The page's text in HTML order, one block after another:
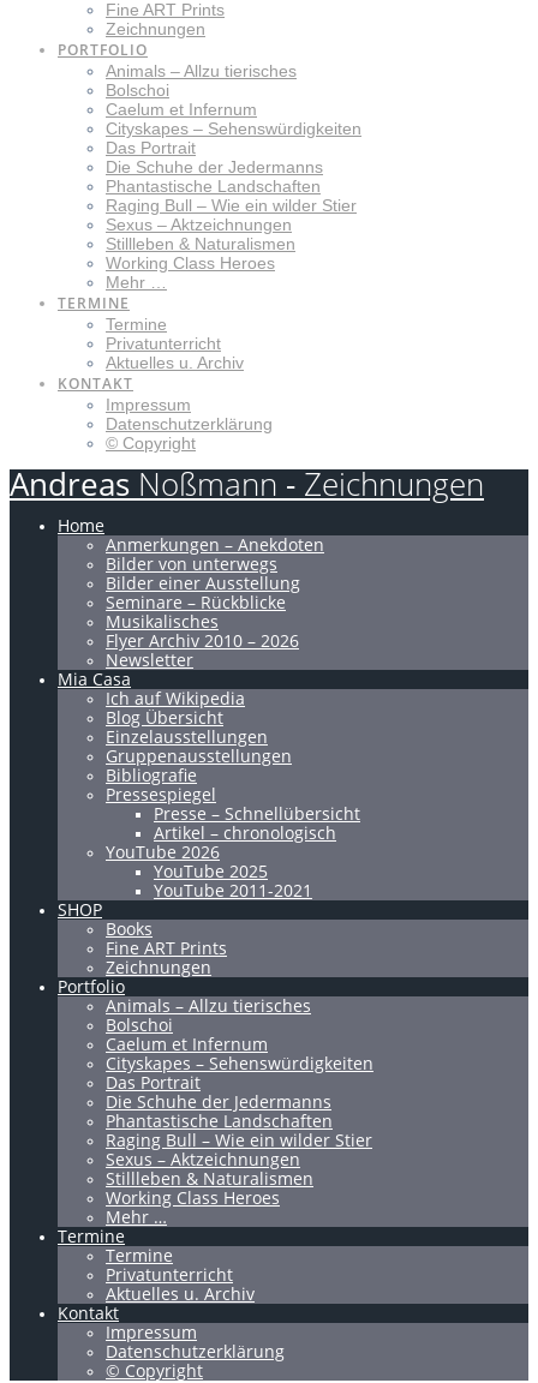
Fine ART Prints
Zeichnungen
PORTFOLIO
Animals – Allzu tierisches
Bolschoi
Caelum et Infernum
Cityskapes – Sehenswürdigkeiten
Das Portrait
Die Schuhe der Jedermanns
Phantastische Landschaften
Raging Bull – Wie ein wilder Stier
Sexus – Aktzeichnungen
Stillleben & Naturalismen
Working Class Heroes
Mehr …
TERMINE
Termine
Privatunterricht
Aktuelles u. Archiv
KONTAKT
Impressum
Datenschutzerklärung
© Copyright
Andreas Noßmann - Zeichnungen
Home
Anmerkungen – Anekdoten
Bilder von unterwegs
Bilder einer Ausstellung
Seminare – Rückblicke
Musikalisches
Flyer Archiv 2010 – 2026
Newsletter
Mia Casa
Ich auf Wikipedia
Blog Übersicht
Einzelausstellungen
Gruppenausstellungen
Bibliografie
Pressespiegel
Presse – Schnellübersicht
Artikel – chronologisch
YouTube 2026
YouTube 2025
YouTube 2011-2021
SHOP
Books
Fine ART Prints
Zeichnungen
Portfolio
Animals – Allzu tierisches
Bolschoi
Caelum et Infernum
Cityskapes – Sehenswürdigkeiten
Das Portrait
Die Schuhe der Jedermanns
Phantastische Landschaften
Raging Bull – Wie ein wilder Stier
Sexus – Aktzeichnungen
Stillleben & Naturalismen
Working Class Heroes
Mehr …
Termine
Termine
Privatunterricht
Aktuelles u. Archiv
Kontakt
Impressum
Datenschutzerklärung
© Copyright